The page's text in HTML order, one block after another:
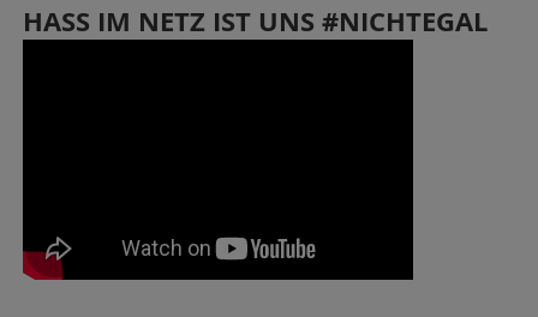
HASS IM NETZ IST UNS #NICHTEGAL